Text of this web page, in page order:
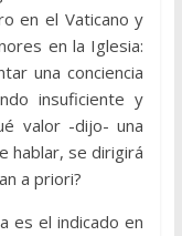
en el Vaticano y
en la Iglesia:
una conciencia
insuficiente y
valor -dijo- una
hablar, se dirigirá
a priori?
es el indicado en